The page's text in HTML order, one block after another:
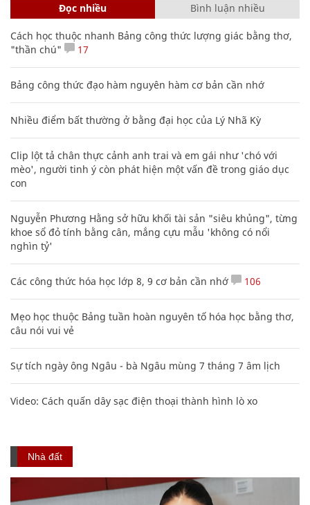
Đọc nhiều Bình luận nhiều
Cách học thuộc nhanh Bảng công thức lượng giác bằng thơ,
"thần chú"
17
Bảng công thức đạo hàm nguyên hàm cơ bản cần nhớ
Nhiều điểm bất thường ở bằng đại học của Lý Nhã Kỳ
Clip lột tả chân thực cảnh anh trai và em gái như 'chó với
mèo', người tinh ý còn phát hiện một vấn đề trong giáo dục
con
Nguyễn Phương Hằng sở hữu khối tài sản "siêu khủng", từng
khoe sổ đỏ tính bằng cân, mắng cựu mẫu 'không có nổi
nghìn tỷ'
Các công thức hóa học lớp 8, 9 cơ bản cần nhớ 106
Mẹo học thuộc Bảng tuần hoàn nguyên tố hóa học bằng thơ,
câu nói vui vẻ
Sự tích ngày ông Ngâu - bà Ngâu mùng 7 tháng 7 âm lịch
Video: Cách quấn dây sạc điện thoại thành hình lò xo
Nhà đất